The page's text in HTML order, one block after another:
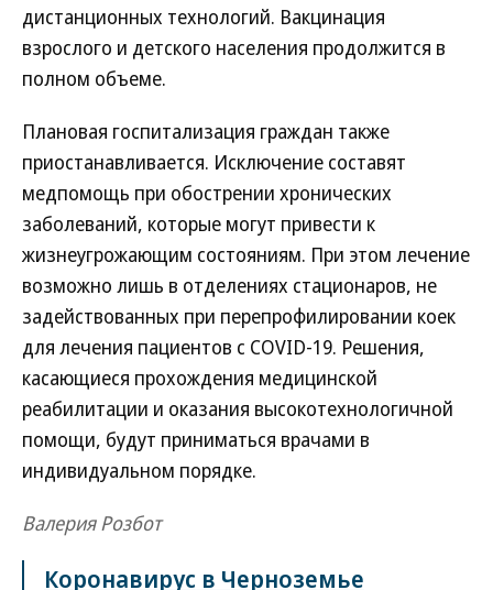
дистанционных технологий. Вакцинация
взрослого и детского населения продолжится в
полном объеме.
Плановая госпитализация граждан также
приостанавливается. Исключение составят
медпомощь при обострении хронических
заболеваний, которые могут привести к
жизнеугрожающим состояниям. При этом лечение
возможно лишь в отделениях стационаров, не
задействованных при перепрофилировании коек
для лечения пациентов с COVID-19. Решения,
касающиеся прохождения медицинской
реабилитации и оказания высокотехнологичной
помощи, будут приниматься врачами в
индивидуальном порядке.
Валерия Розбот
Коронавирус в Черноземье